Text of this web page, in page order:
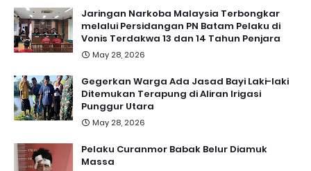
Jaringan Narkoba Malaysia Terbongkar
melalui Persidangan PN Batam Pelaku di
Vonis Terdakwa 13 dan 14 Tahun Penjara
May 28, 2026
Gegerkan Warga Ada Jasad Bayi Laki-laki
Ditemukan Terapung di Aliran Irigasi
Punggur Utara
May 28, 2026
Pelaku Curanmor Babak Belur Diamuk
Massa